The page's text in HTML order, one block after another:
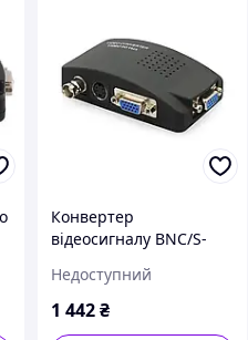
Конвертер
відеосигналу BNC/S-
DVD і регістраторів
Недоступний
1 442₴